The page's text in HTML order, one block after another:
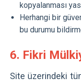
kopyalanması
Herhangi bir
bu durumu
6. Fikri
Site üzerindeki